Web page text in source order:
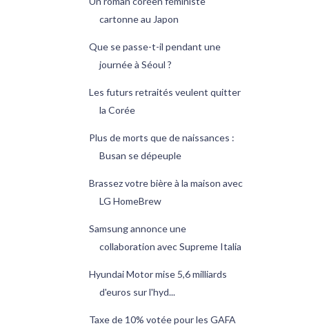
cartonne au Japon
Que se passe-t-il pendant une
journée à Séoul ?
Les futurs retraités veulent quitter
la Corée
Plus de morts que de naissances :
Busan se dépeuple
Brassez votre bière à la maison avec
LG HomeBrew
Samsung annonce une
collaboration avec Supreme Italia
Hyundai Motor mise 5,6 milliards
d'euros sur l'hyd...
Taxe de 10% votée pour les GAFA